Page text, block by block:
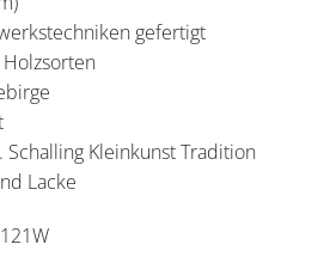
gefertigt
Schalling Kleinkunst Tradition
Lacke